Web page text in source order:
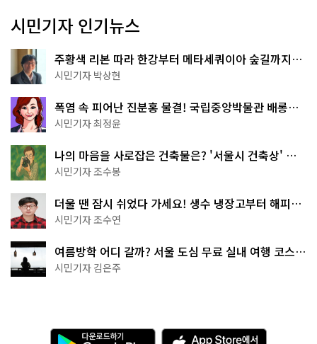
시민기자 인기뉴스
주황색 리본 따라 한강부터 메타세쿼이아 숲길까지…
서울둘레길 15코스
시민기자 박상현
폭염 속 피어난 진분홍 물결! 국립중앙박물관 배롱나
무 명소
시민기자 최정윤
나의 마음을 사로잡은 건축물은? '서울시 건축상' 수
상작 공개!
시민기자 조수봉
더울 땐 잠시 쉬었다 가세요! 생수 냉장고부터 해피소
·무더위쉼터까지
시민기자 조수연
여름방학 어디 갈까? 서울 도심 무료 실내 여행 코스
추천
시민기자 김은주
다 A